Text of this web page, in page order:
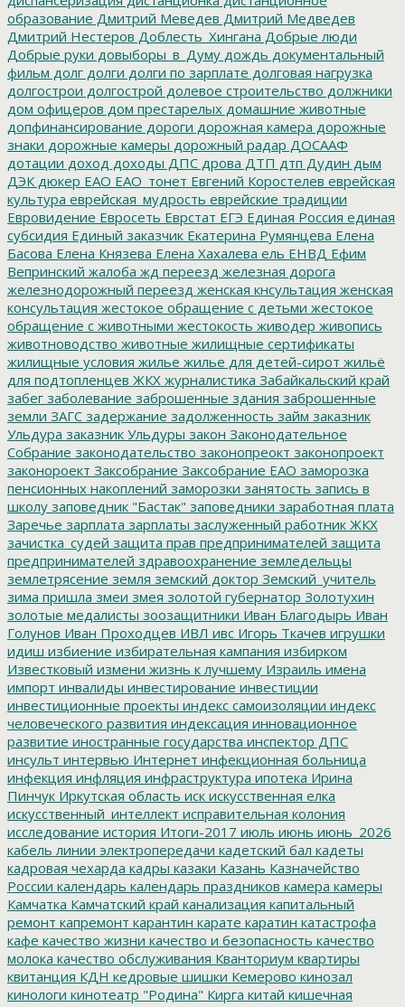
образование Дмитрий Меведев Дмитрий Медведев
Дмитрий Нестеров Доблесть_Хингана Добрые люди
Добрые руки довыборы_в_Думу дождь документальный
фильм долг долги долги по зарплате долговая нагрузка
долгострои долгострой долевое строительство должники
дом офицеров дом престарелых домашние животные
допфинансирование дороги дорожная камера дорожные
знаки дорожные камеры дорожный радар ДОСААФ
дотации доход доходы ДПС дрова ДТП дтп Дудин дым
ДЭК дюкер ЕАО ЕАО_тонет Евгений Коростелев еврейская
культура еврейская_мудрость еврейские традиции
Евровидение Евросеть Еврстат ЕГЭ Единая Россия единая
субсидия Единый заказчик Екатерина Румянцева Елена
Басова Елена Князева Елена Хахалева ель ЕНВД Ефим
Вепринский жалоба жд переезд железная дорога
железнодорожный переезд женская кнсультация женская
консультация жестокое обращение с детьми жестокое
обращение с животными жестокость живодер живопись
животноводство животные жилищные сертификаты
жилищные условия жилье жилье для детей-сирот жильё
для подтопленцев ЖКХ журналистика Забайкальский край
забег заболевание заброшенные здания заброшенные
земли ЗАГС задержание задолженность займ заказник
Ульдура заказник Ульдуры закон Законодательное
Собрание законодательство законопреокт законопроект
законороект Заксобрание Заксобрание ЕАО заморозка
пенсионных накоплений заморозки занятость запись в
школу заповедник "Бастак" заповедники заработная плата
Заречье зарплата зарплаты заслуженный работник ЖКХ
зачистка_судей защита прав предпринимателей защита
предпринимателей здравоохранение земледельцы
землетрясение земля земский доктор Земский_учитель
зима пришла змеи змея золотой губернатор Золотухин
золотые медалисты зоозащитники Иван Благодырь Иван
Голунов Иван Проходцев ИВЛ ивс Игорь Ткачев игрушки
идиш избиение избирательная кампания избирком
Известковый измени жизнь к лучшему Израиль имена
импорт инвалиды инвестирование инвестиции
инвестиционные проекты индекс самоизоляции индекс
человеческого развития индексация инновационное
развитие иностранные государства инспектор ДПС
инсульт интервью Интернет инфекционная больница
инфекция инфляция инфраструктура ипотека Ирина
Пинчук Иркутская область иск искусственная елка
искусственный_интеллект исправительная колония
исследование история Итоги-2017 июль июнь июнь_2026
кабель линии электропередачи кадетский бал кадеты
кадровая чехарда кадры казаки Казань Казначейство
России календарь календарь праздников камера камеры
Камчатка Камчатский край канализация капитальный
ремонт капремонт карантин карате каратин катастрофа
кафе качество жизни качество и безопасность качество
молока качество обслуживания Кванториум квартиры
квитанция КДН кедровые шишки Кемерово кинозал
кинологи кинотеатр "Родина" Кирга китай кишечная